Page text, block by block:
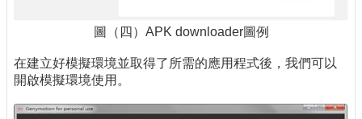
圖（四）APK downloader圖例
在建立好模擬環境並取得了所需的應用程式後，我們可以
開啟模擬環境使用。